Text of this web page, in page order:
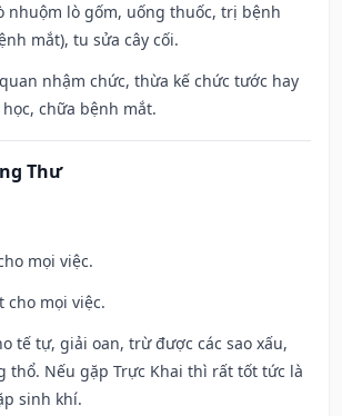
nhuộm lò gốm, uống thuốc, trị bệnh
mắt), tu sửa cây cối.
nhậm chức, thừa kế chức tước hay
chữa bệnh mắt.
Thư
mọi việc.
cho mọi việc.
tế tự, giải oan, trừ được các sao xấu,
thổ. Nếu gặp Trực Khai thì rất tốt tức là
sinh khí.